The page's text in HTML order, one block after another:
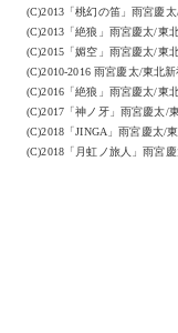
(C)2013「桃幻の笛」雨宮慶
(C)2013「絶狼」雨宮慶太/東
(C)2015「媚空」雨宮慶太/東
(C)2010-2016 雨宮慶太/東北新
(C)2016「絶狼」雨宮慶太/東
(C)2017「神ノ牙」雨宮慶太/
(C)2018「JINGA」雨宮慶太/
(C)2018「月虹ノ旅人」雨宮